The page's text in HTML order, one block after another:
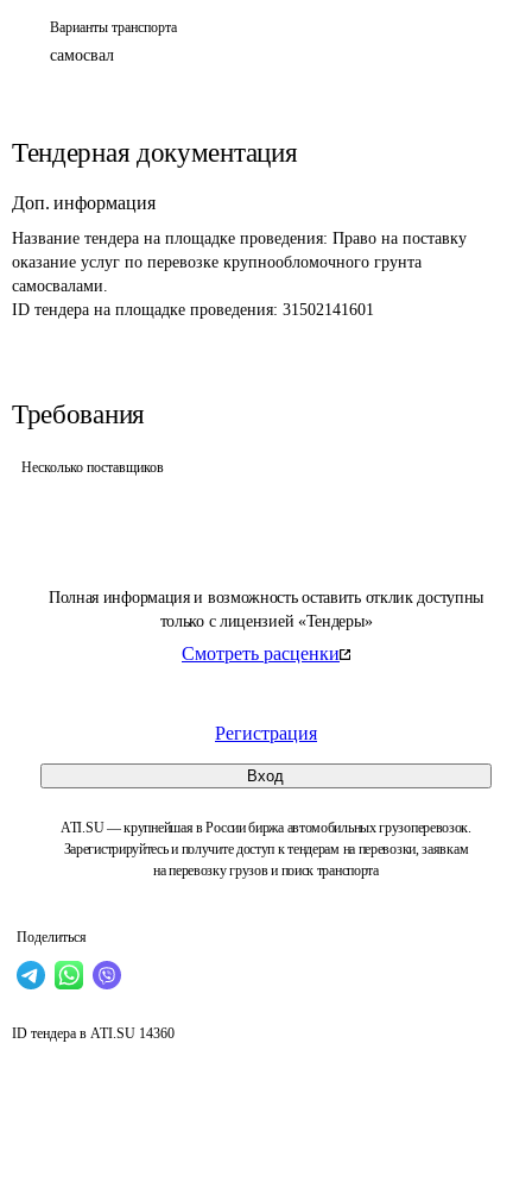
Полная информация и возможность оставить отклик доступны
только с лицензией «Тендеры»
Смотреть расценки
Регистрация
Вход
ATI.SU — крупнейшая в России биржа автомобильных грузоперевозок.
Зарегистрируйтесь и получите доступ к тендерам на перевозки, заявкам
на перевозку грузов и поиск транспорта
Поделиться
Варианты транспорта
самосвал
Тендерная документация
Доп. информация
Название тендера на площадке проведения: Право на поставку
оказание услуг по перевозке крупнообломочного грунта
самосвалами.
ID тендера на площадке проведения: 31502141601
Требования
Несколько поставщиков
ID тендера в ATI.SU 14360